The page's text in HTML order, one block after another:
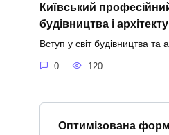
Київський
будівництва і
Вступ у світ будівництва та
0 120
Оптимізована